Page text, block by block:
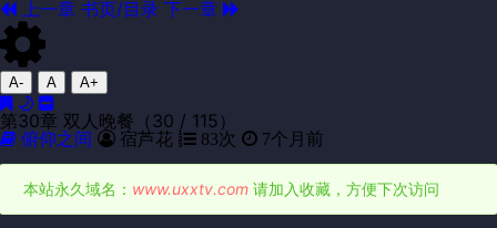
上一章 书页/目录 下一章
A- A A+
第30章 双人晚餐（30 / 115）
俯仰之间 宿芦花 83次 7个月前
本站永久域名： www.uxxtv.com 请加入收藏，方便下次访问